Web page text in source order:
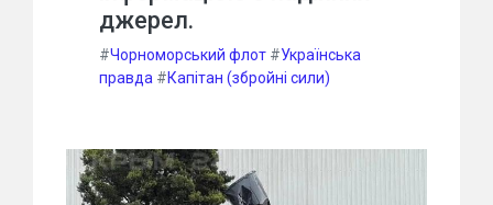
джерел.
#Чорноморський флот #Українська
правда #Капітан (збройні сили)